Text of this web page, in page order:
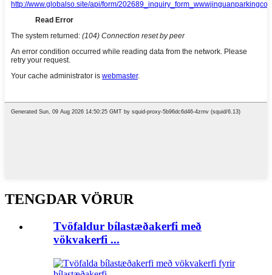
TENGDAR VÖRUR
Tvöfaldur bílastæðakerfi með
vökvakerfi ...